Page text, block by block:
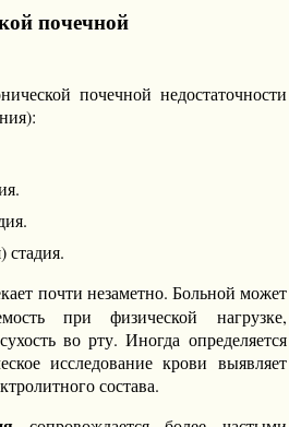
почечной
почечной недостаточности
стадия.
почти незаметно. Больной может
при физической нагрузке,
во рту. Иногда определяется
исследование крови выявляет
состава.